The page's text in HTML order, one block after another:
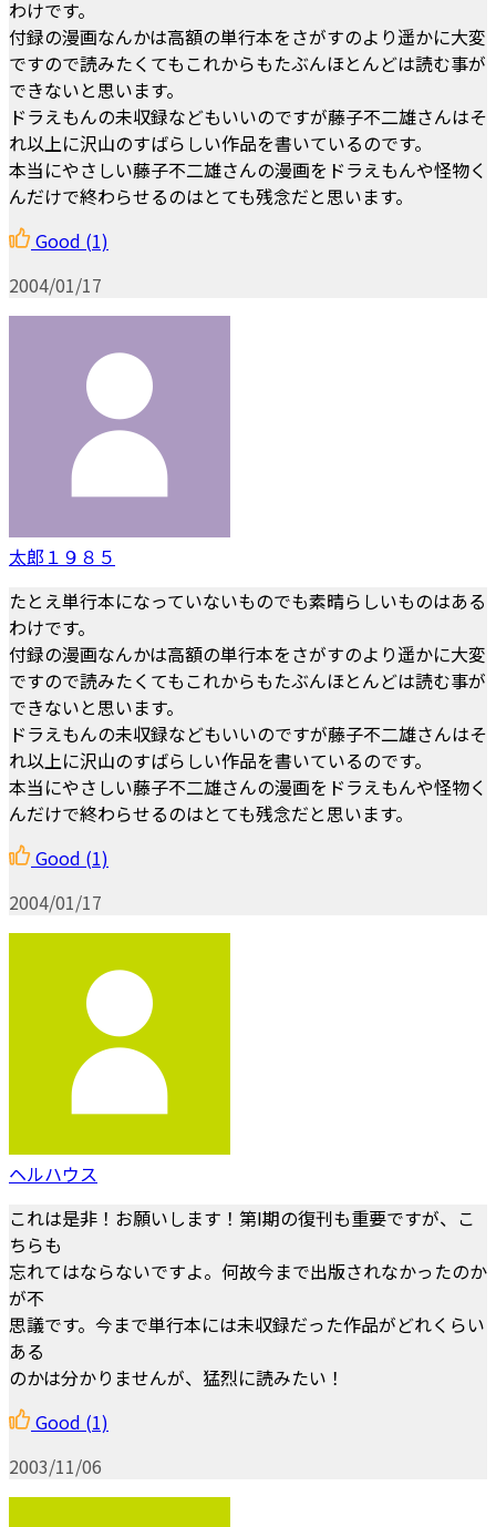
わけです。
付録の漫画なんかは高額の単行本をさがすのより遥かに大変
ですので読みたくてもこれからもたぶんほとんどは読む事が
できないと思います。
ドラえもんの未収録などもいいのですが藤子不二雄さんはそ
れ以上に沢山のすばらしい作品を書いているのです。
本当にやさしい藤子不二雄さんの漫画をドラえもんや怪物く
んだけで終わらせるのはとても残念だと思います。
Good (1)
2004/01/17
太郎１９８５
たとえ単行本になっていないものでも素晴らしいものはある
わけです。
付録の漫画なんかは高額の単行本をさがすのより遥かに大変
ですので読みたくてもこれからもたぶんほとんどは読む事が
できないと思います。
ドラえもんの未収録などもいいのですが藤子不二雄さんはそ
れ以上に沢山のすばらしい作品を書いているのです。
本当にやさしい藤子不二雄さんの漫画をドラえもんや怪物く
んだけで終わらせるのはとても残念だと思います。
Good (1)
2004/01/17
ヘルハウス
これは是非！お願いします！第I期の復刊も重要ですが、こ
ちらも
忘れてはならないですよ。何故今まで出版されなかったのか
が不
思議です。今まで単行本には未収録だった作品がどれくらい
ある
のかは分かりませんが、猛烈に読みたい！
Good (1)
2003/11/06